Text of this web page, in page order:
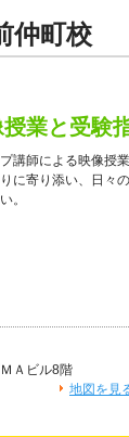
仲町校
業と受験
講師による映像授
に寄り添い、日々
。
Ａビル8階
地図を見